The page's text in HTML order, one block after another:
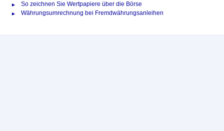
So zeichnen Sie Wertpapiere über die Börse
Währungsumrechnung bei Fremdwährungsanleihen